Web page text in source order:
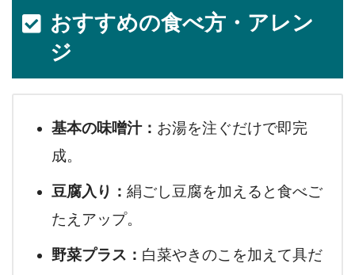
おすすめの食べ方・アレン
ジ
基本の味噌汁： お湯を注ぐだけで即完
成。
豆腐入り： 絹ごし豆腐を加えると食べご
たえアップ。
野菜プラス： 白菜やきのこを加えて具だ